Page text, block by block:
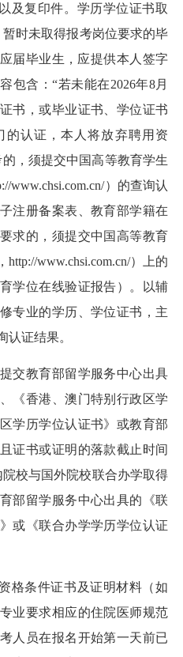
复印件。学历学位证书取
时未取得报考岗位要求的毕
届毕业生，应提供本人签字
包含：“若未能在2026年8月
书，或毕业证书、学位证书
认证，本人将放弃聘用资
，须提交中国高等教育学生
www.chsi.com.cn/）的查询认
注册备案表、教育部学籍在
求的，须提交中国高等教育
www.chsi.com.cn/）上的
学位在线验证报告）。以辅
专业的学历、学位证书，主
认证结果。
教育部留学服务中心出具
《香港、澳门特别行政区学
学历学位认证书》或教育部
证书或证明的落款截止时间
院校与国外院校联合办学取得
部留学服务中心出具的《联
或《联合办学学历学位认证
条件证书及证明材料（如
业要求相应的住院医师规范
人员在报名开始第一天前已